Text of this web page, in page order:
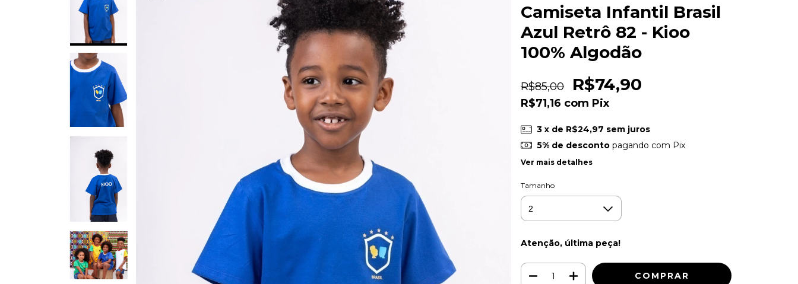
Camiseta Infantil Brasil
Azul Retrô 82 - Kioo
100% Algodão
R$85,00 R$74,90
R$71,16 com Pix
3 x de R$24,97 sem juros
5% de descontopagando com Pix
Ver mais detalhes
Tamanho
Atenção, última peça!